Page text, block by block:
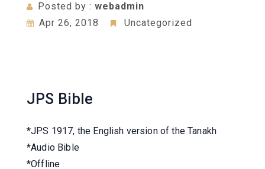
Posted by : webadmin
Apr 26, 2018
Uncategorized
JPS Bible
*JPS 1917, the English version of the Tanakh
*Audio Bible
*Offline